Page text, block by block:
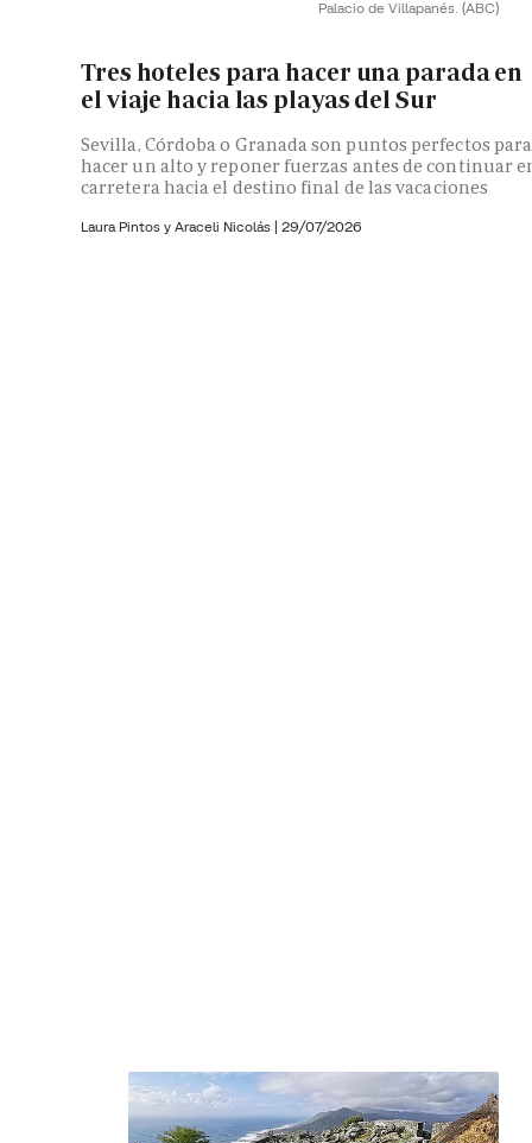
Palacio de Villapanés. (ABC)
Tres hoteles para hacer una parada en
el viaje hacia las playas del Sur
Sevilla, Córdoba o Granada son puntos perfectos para
hacer un alto y reponer fuerzas antes de continuar
carretera hacia el destino final de las vacaciones
Laura Pintos y Araceli Nicolás | 29/07/2026